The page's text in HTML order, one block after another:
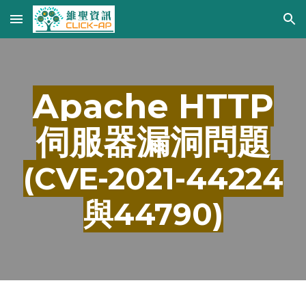
Skip to main content Skip to navigation
Apache HTTP
伺服器漏洞問題
(CVE-2021-44224
與44790)